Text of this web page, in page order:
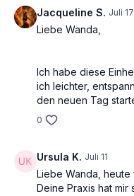
erzeugen. Diese
mehr Euphorie ein,
und Verbundenheit.
TCM
Sommer
Props: Decke,
Jacqueline S. Juli 17
Liebe Wanda,
Ich habe diese
ich leichter,
den neuen Tag
0
Ursula K. Juli 11
Liebe Wanda, heute
Deine Praxis hat mir